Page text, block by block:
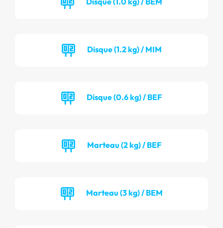
Disque (1.2 kg) / MIM
Disque (0.6 kg) / BEF
Marteau (2 kg) / BEF
Marteau (3 kg) / BEM